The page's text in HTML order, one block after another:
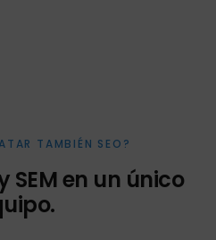
TAMBIÉN SEO?
SEM en un único